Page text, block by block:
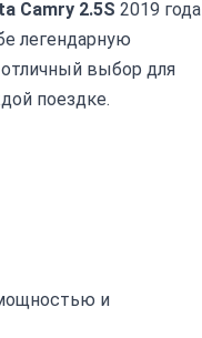
Camry 2.5S 2019 года
легендарную
выбор для
поездке.
и